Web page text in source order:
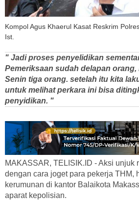
Kompol Agus Khaerul Kasat Reskrim
Ist.
" Jadi proses penyelidikan
Pemeriksaan sudah delapan
Senin tiga orang. setelah itu kita
untuk melihat perkara ini bisa
penyidikan. "
MAKASSAR, TELISIK.ID - Aksi unjuk
dengan cara joget para pekerja THM,
kerumunan di kantor Balaikota
aparat kepolisian.